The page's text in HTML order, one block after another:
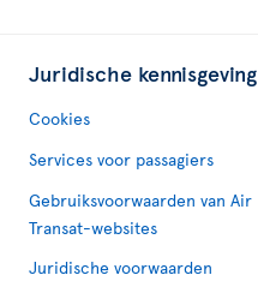
Juridische kennisgeving
Cookies
Services voor passagiers
Gebruiksvoorwaarden van Air
Transat-websites
Juridische voorwaarden